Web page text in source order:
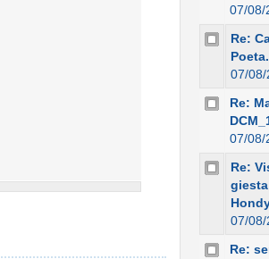
07/08/
Re:
07/08/
Re:
07/08/
Re:
07/08/
Re: